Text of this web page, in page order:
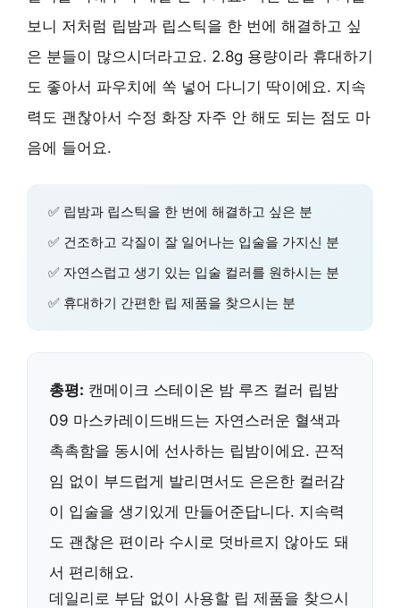
보니 저처럼 립밤과 립스틱을 한 번에 해결하고 싶
은 분들이 많으시더라고요. 2.8g 용량이라 휴대하기
도 좋아서 파우치에 쏙 넣어 다니기 딱이에요. 지속
력도 괜찮아서 수정 화장 자주 안 해도 되는 점도 마
음에 들어요.
✅ 립밤과 립스틱을 한 번에 해결하고 싶은 분
✅ 건조하고 각질이 잘 일어나는 입술을 가지신 분
✅ 자연스럽고 생기 있는 입술 컬러를 원하시는 분
✅ 휴대하기 간편한 립 제품을 찾으시는 분
총평: 캔메이크 스테이온 밤 루즈 컬러 립밤
09 마스카레이드배드는 자연스러운 혈색과
촉촉함을 동시에 선사하는 립밤이에요. 끈적
임 없이 부드럽게 발리면서도 은은한 컬러감
이 입술을 생기있게 만들어준답니다. 지속력
도 괜찮은 편이라 수시로 덧바르지 않아도 돼
서 편리해요.
데일리로 부담 없이 사용할 립 제품을 찾으시